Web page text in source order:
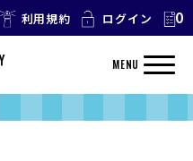
利用規約 ログイン 0
MENU